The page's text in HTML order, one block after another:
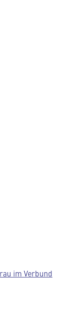
im Verbund